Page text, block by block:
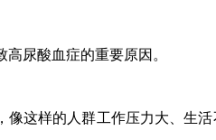
尿酸血症的重要原因。
这样的人群工作压力大、生